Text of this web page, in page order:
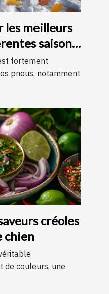
les meilleurs
saisons
fortement
pneus, notamment
créoles
chien
de couleurs, une